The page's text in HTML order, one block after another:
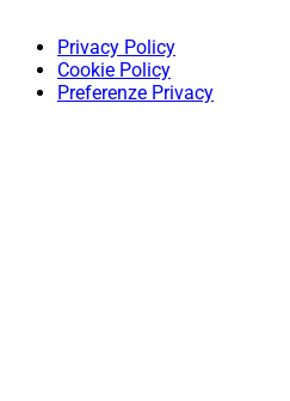
Privacy Policy
Cookie Policy
Preferenze Privacy